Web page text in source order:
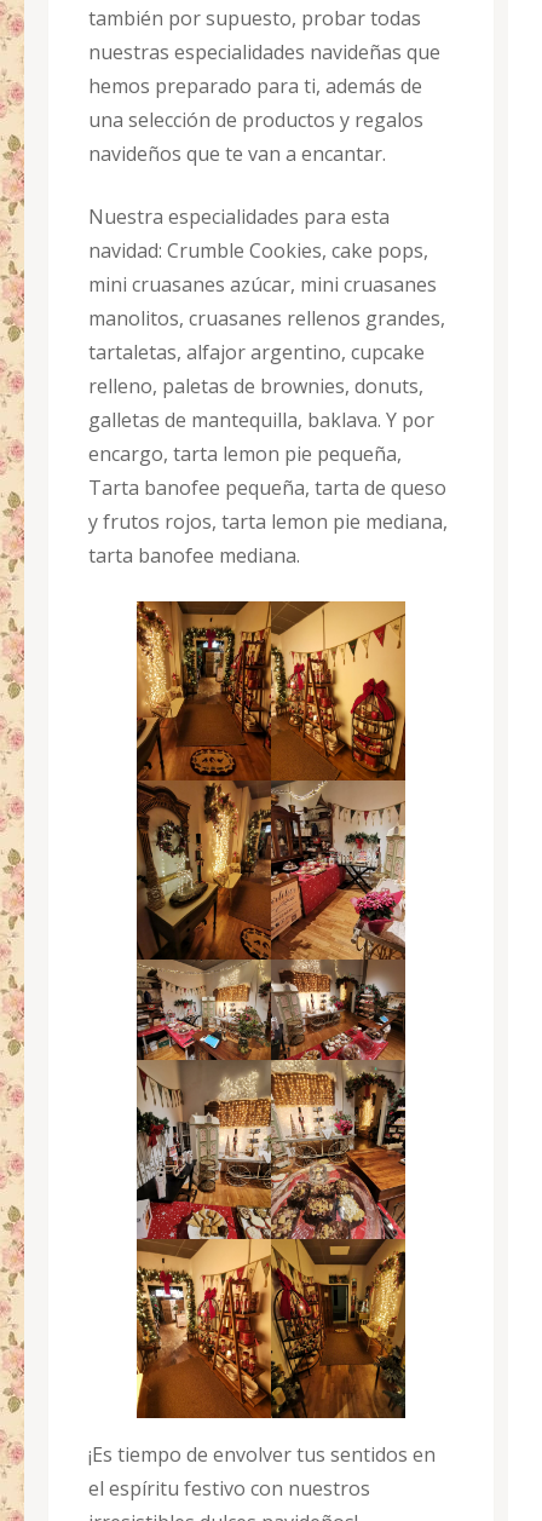
también por supuesto, probar todas
nuestras especialidades navideñas que
hemos preparado para ti, además de
una selección de productos y regalos
navideños que te van a encantar.
Nuestra especialidades para esta
navidad: Crumble Cookies, cake pops,
mini cruasanes azúcar, mini cruasanes
manolitos, cruasanes rellenos grandes,
tartaletas, alfajor argentino, cupcake
relleno, paletas de brownies, donuts,
galletas de mantequilla, baklava. Y por
encargo, tarta lemon pie pequeña,
Tarta banofee pequeña, tarta de queso
y frutos rojos, tarta lemon pie mediana,
tarta banofee mediana.
¡Es tiempo de envolver tus sentidos en
el espíritu festivo con nuestros